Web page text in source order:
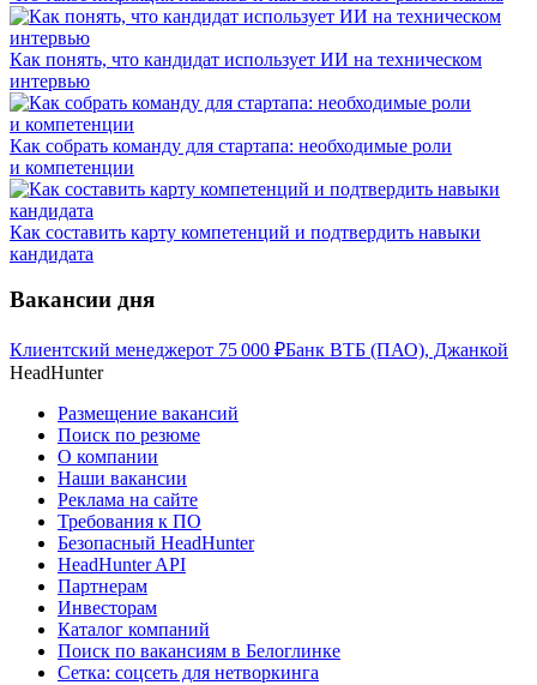
Как понять, что кандидат использует ИИ на техническом
интервью
Как собрать команду для стартапа: необходимые роли
и компетенции
Как составить карту компетенций и подтвердить навыки
кандидата
Вакансии дня
Клиентский менеджерот 75 000 ₽Банк ВТБ (ПАО), Джанкой
HeadHunter
Размещение вакансий
Поиск по резюме
О компании
Наши вакансии
Реклама на сайте
Требования к ПО
Безопасный HeadHunter
HeadHunter API
Партнерам
Инвесторам
Каталог компаний
Поиск по вакансиям в Белоглинке
Сетка: соцсеть для нетворкинга